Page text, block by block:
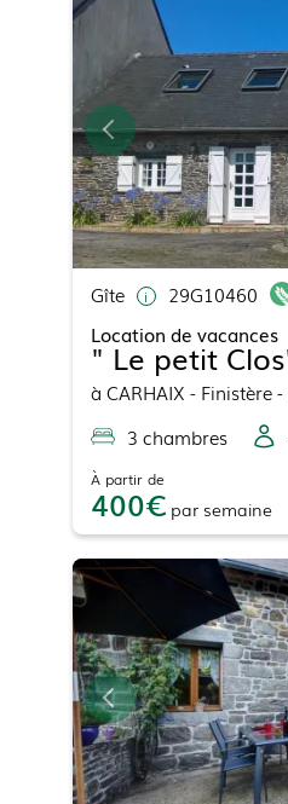
Gîte
29G10460
Location de vacances
" Le petit
à CARHAIX - Finistère
3 chambres
À partir de
400 par semaine